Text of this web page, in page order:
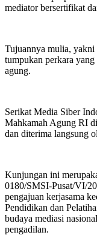
mediator bersertifikat
Tujuannya mulia, yakni
tumpukan perkara
agung.
Serikat Media Siber
Mahkamah Agung RI
dan diterima langsung
Kunjungan ini
0180/SMSI-Pusat/VI/
pengajuan kerjasama
Pendidikan dan
budaya mediasi
pengadilan.